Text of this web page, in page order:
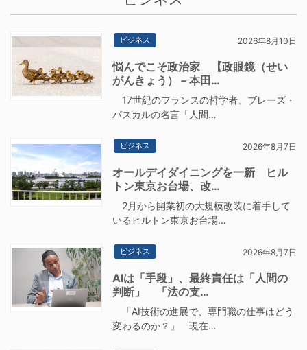
ビジネス 2026年8月10日
悩んでこそ政治家 【政眼鏡（せい
がんきょう）－本田…
17世紀のフランスの哲学者、ブレーズ・
パスカルの名言「人間…
ビジネス 2026年8月7日
オールデイダイニングを一新 ヒル
トン東京お台場、改…
2月から開業初の大規模改装に着手して
いるヒルトン東京お台場…
ビジネス 2026年8月7日
AIは「手段」、最終責任は「人間の
判断」 「法の支…
「AI技術の進展で、専門職の仕事はどう
変わるのか？」 現在…